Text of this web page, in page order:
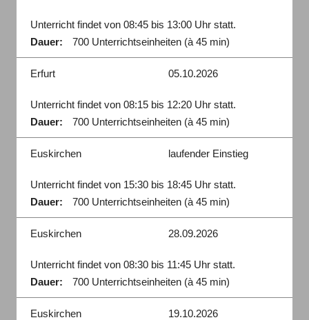
Unterricht findet von 08:45 bis 13:00 Uhr statt.
Dauer:
700 Unterrichtseinheiten (à 45 min)
Erfurt 05.10.2026
Unterricht findet von 08:15 bis 12:20 Uhr statt.
Dauer:
700 Unterrichtseinheiten (à 45 min)
Euskirchen laufender Einstieg
Unterricht findet von 15:30 bis 18:45 Uhr statt.
Dauer:
700 Unterrichtseinheiten (à 45 min)
Euskirchen 28.09.2026
Unterricht findet von 08:30 bis 11:45 Uhr statt.
Dauer:
700 Unterrichtseinheiten (à 45 min)
Euskirchen 19.10.2026